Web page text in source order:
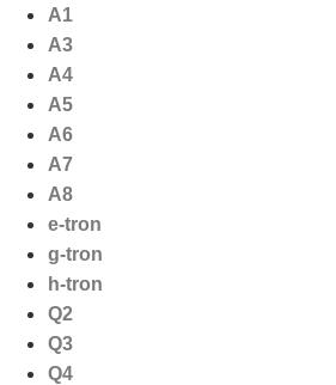
naar
inhoud
A1
A3
A4
A5
A6
A7
A8
e-tron
g-tron
h-tron
Q2
Q3
Q4